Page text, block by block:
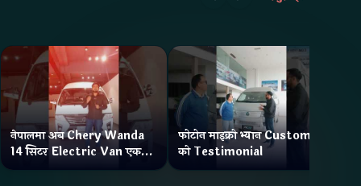
नेपालमा अब Chery Wanda
14 सिटर Electric Van एक
Charge मा दिन्छ 300KM
फोटोन माइक्रो भ्यान Customer
को Testimonial